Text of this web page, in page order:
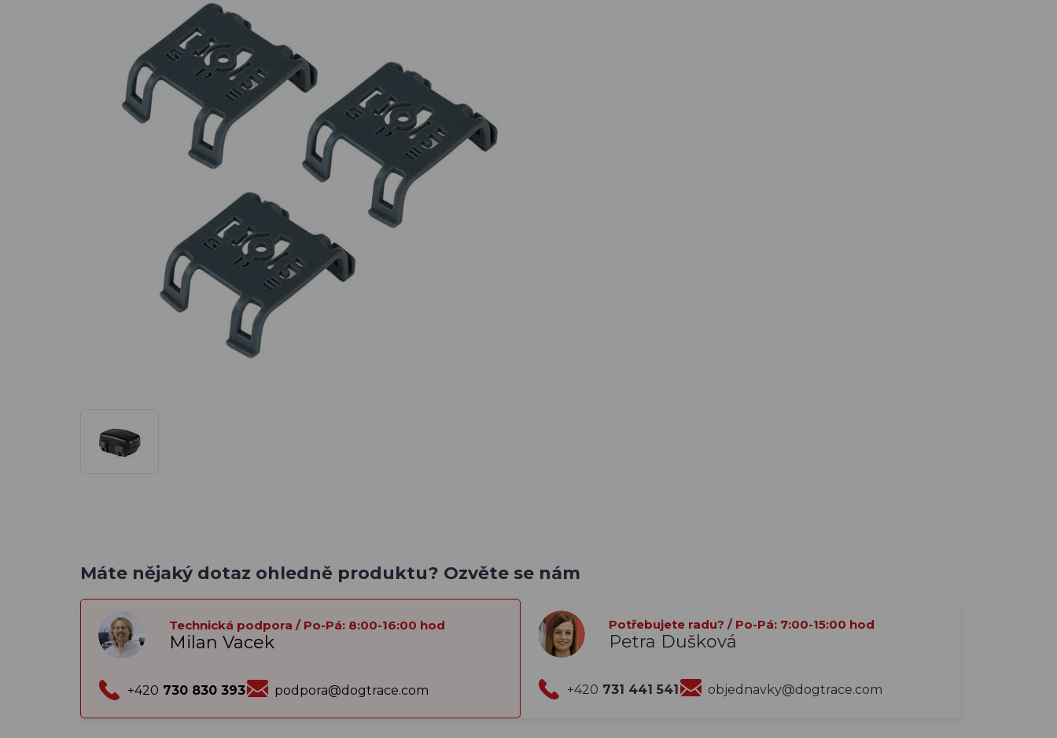
Máte nějaký dotaz ohledně produktu? Ozvěte se nám
Technická podpora / Po-Pá: 8:00-16:00 hod
Milan Vacek
+420 730 830 393 podpora@dogtrace.com
Potřebujete radu? / Po-Pá: 7:00-15:00 hod
Petra Dušková
+420 731 441 541 objednavky@dogtrace.com